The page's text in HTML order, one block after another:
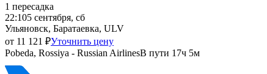
1 пересадка
22:105 сентября, сб
Ульяновск, Баратаевка, ULV
от 11 121 ₽Уточнить цену
Pobeda, Rossiya - Russian AirlinesВ пути 17ч 5м